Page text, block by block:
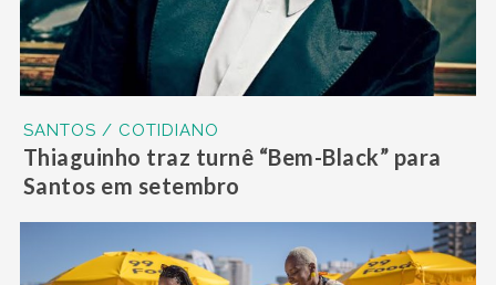
SANTOS / COTIDIANO
Thiaguinho traz turnê “Bem-Black” para
Santos em setembro